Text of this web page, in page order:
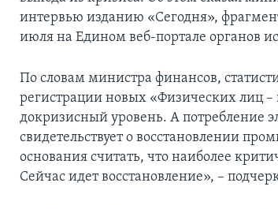
интервью изданию «Сегодня»,
июля на Едином веб-портале органов
По словам министра финансов,
регистрации новых «Физических лиц
докризисный уровень. А потребление
свидетельствует о восстановлении
основания считать, что наиболее
Сейчас идет восстановление», –